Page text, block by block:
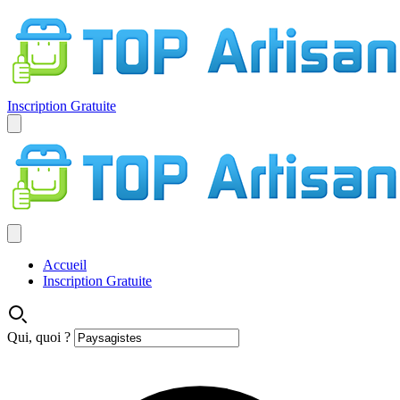
Inscription Gratuite
Accueil
Inscription Gratuite
Qui, quoi ?